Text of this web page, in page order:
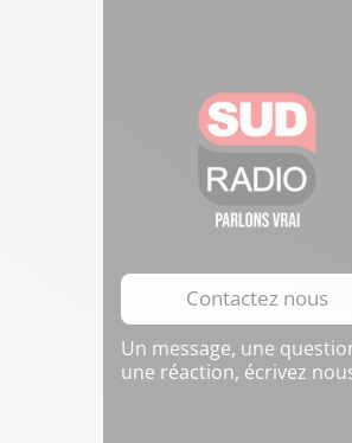
Contactez nous
Un message, une
une réaction, écrivez